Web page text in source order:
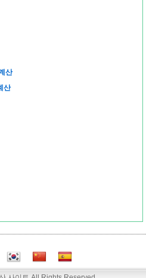
산
산